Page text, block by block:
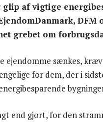
glip af vigtige
grebet om
ejendomme sænkes,
for dem, der i
end gjort, for den